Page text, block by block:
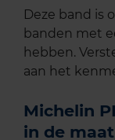
Deze band is
banden met
hebben.
aan het
Michelin
in de